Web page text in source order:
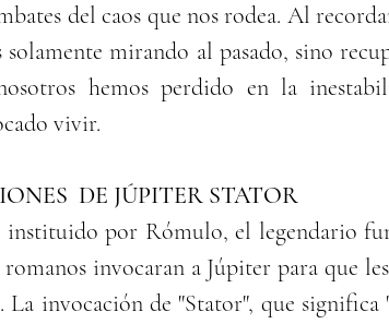
del caos que nos rodea. Al
mirando al pasado, sino
hemos perdido en la
vivir.
DE JÚPITER STATOR
instituido por Rómulo, el legendario
romanos invocaran a Júpiter para que
La invocación de "Stator", que significa